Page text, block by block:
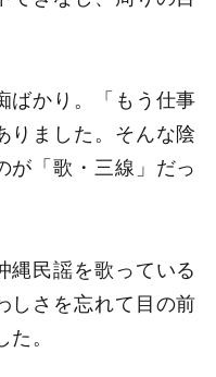
ばかり。「もう仕事
りました。そんな陰
が「歌・三線」だっ
縄民謡を歌っている
しさを忘れて目の前
。